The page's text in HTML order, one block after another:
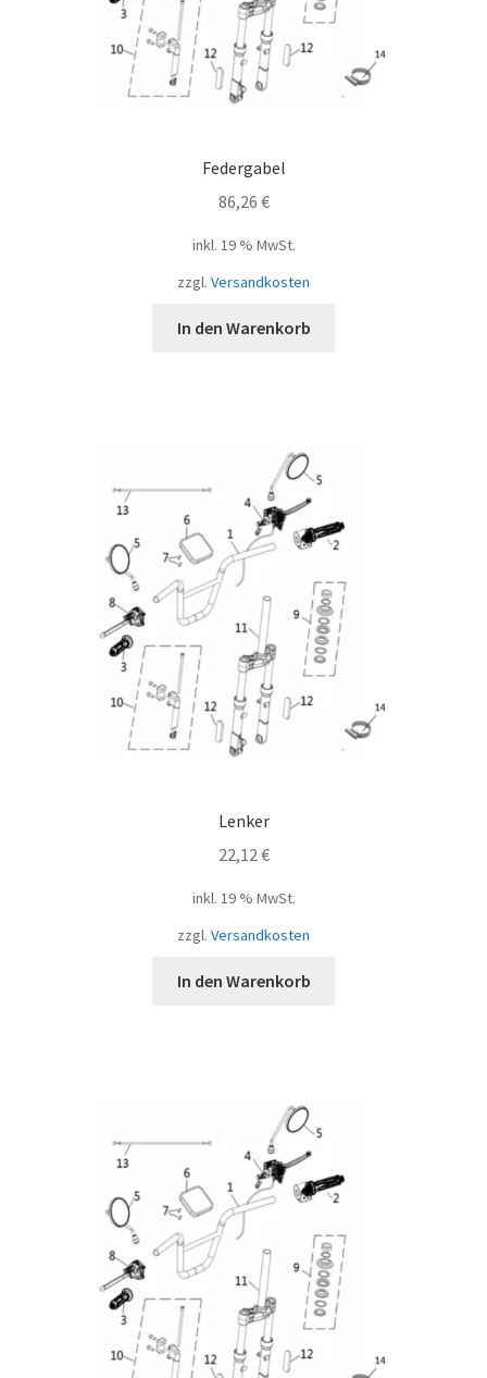
Federgabel
86,26 €
inkl. 19 % MwSt.
zzgl. Versandkosten
In den Warenkorb
Lenker
22,12 €
inkl. 19 % MwSt.
zzgl. Versandkosten
In den Warenkorb